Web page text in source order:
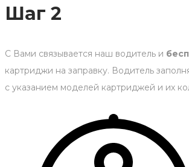
Шаг 2
С Вами связывается наш водитель и
картриджи на заправку. Водитель
с указанием моделей картриджей и их